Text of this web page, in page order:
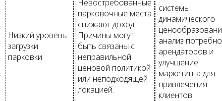
Низкий уровень
загрузки
парковки
Невостребованные
парковочные места
снижают доход.
Причины могут
быть связаны с
неправильной
ценовой политикой
или неподходящей
локацией.
системы
динамического
анализ
арендаторов и
улучшение
маркетинга для
привлечения
клиентов.